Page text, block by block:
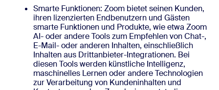
Smarte Funktionen: Zoom bietet seinen Kunden,
ihren lizenzierten Endbenutzern und Gästen
smarte Funktionen und Produkte, wie etwa Zoom
AI- oder andere Tools zum Empfehlen von Chat-,
E-Mail- oder anderen Inhalten, einschließlich
Inhalten aus Drittanbieter-Integrationen. Bei
diesen Tools werden künstliche Intelligenz,
maschinelles Lernen oder andere Technologien
zur Verarbeitung von Kundeninhalten und